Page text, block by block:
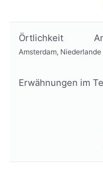
Örtlichkeit
Amsterdam, Niederlande
Erwähnungen im